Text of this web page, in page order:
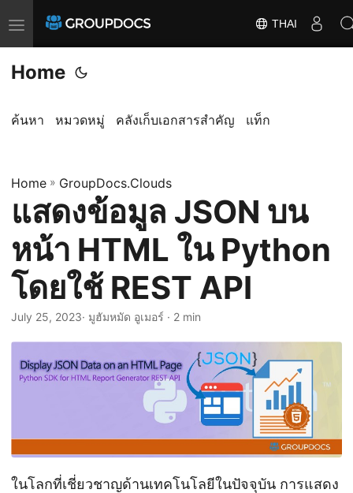
T
o
g
l
a
v
i
g
a
i
n
THAI
Home
ค้นหา หมวดหมู่ คลังเก็บเอกสารสำคัญ แท็ก
Home » GroupDocs.Clouds
แสดงข้อมูล JSON บน
หน้า HTML ใน Python
โดยใช้ REST API
July 25, 2023· มูฮัมหมัด อูเมอร์ · 2 min
ในโลกที่เชี่ยวชาญด้านเทคโนโลยีในปัจจุบัน การแสดง